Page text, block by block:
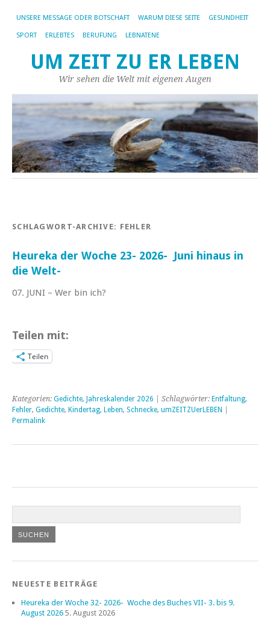
UNSERE MESSAGE ODER BOTSCHAFT WARUM DIESE SEITE GESUNDHEIT
SPORT ERLEBTES BERUFUNG LEBNATENE
UM ZEIT ZU ER LEBEN
Wir sehen die Welt mit eigenen Augen
SCHLAGWORT-ARCHIVE: FEHLER
Heureka der Woche 23- 2026- Juni hinaus in
die Welt-
07. JUNI – Wer bin ich?
Teilen mit:
Teilen
Kategorien: Gedichte, Jahreskalender 2026 | Schlagwörter: Entfaltung,
Fehler, Gedichte, Kindertag, Leben, Schnecke, umZEITZUerLEBEN
Permalink
NEUESTE BEITRÄGE
Heureka der Woche 32- 2026- Woche des Buches VII- 3. bis 9.
August 2026 5. August 2026